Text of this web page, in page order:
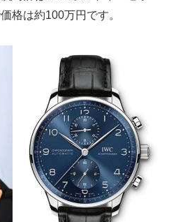
格は約100万円です。